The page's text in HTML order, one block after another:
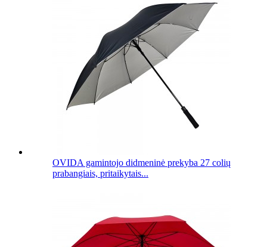
OVIDA gamintojo didmeninė prekyba 27 colių
prabangiais, pritaikytais...